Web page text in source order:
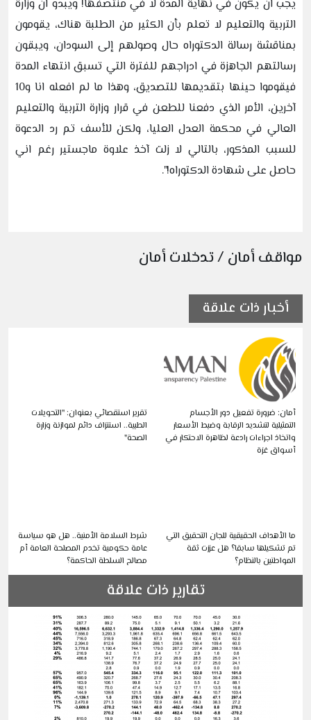
يجب ان يكون في نهاية المدة لا في منتصفها! ويبدو ان وزارة
التربية والتعليم لا تعلم بأن الكثير من الطلبة هناك، يقومون
بمناقشة رسالة الدكتوراه حال وصولهم إلى السودان، ويبقون
رسالتهم الجاهزة في ادراجهم للفترة التي تسبق انتهاء المدة
فيقوموا حينها بتقديمها للتصديق، وهذا ما لم افعله انا و10
آخرين، الأمر الذي دفعنا للطعن في قرار وزارة التربية والتعليم
العالي في محكمة العدل العليا، ولكن للأسف تم رد الدعوة
للسبب المذكور، بالتالي لا زلت آخذ علاوة ماجستير رغم اني
حاصل على شهادة الدكتوراه!".
مواقف أمان / تدخلات أمان
أخبار ذات علاقة
أمان: ضرورة تفعيل دور الأجسام
التمثيلية لتشديد الرقابة وضبط الأسعار
واتخاذ اجراءات رادعة لظاهرة الاحتكار في
أسواق غزة
تقرير استقصائي بعنوان: "التحويلات
الطبية.. استنزاف دائم لموازنة وزارة
الصحة"
ما الأهداف الحقيقية للجان التحقيق التي
تم تشكيلها سابقا؟ هل عززت ثقة
المواطنين بالنظام؟
شرط السلامة الأمنية.. هل هو سياسة
عامة حكومية تخدم المصلحة العامة أم
مصالح السلطة الحاكمة؟
تقارير ذات علاقة